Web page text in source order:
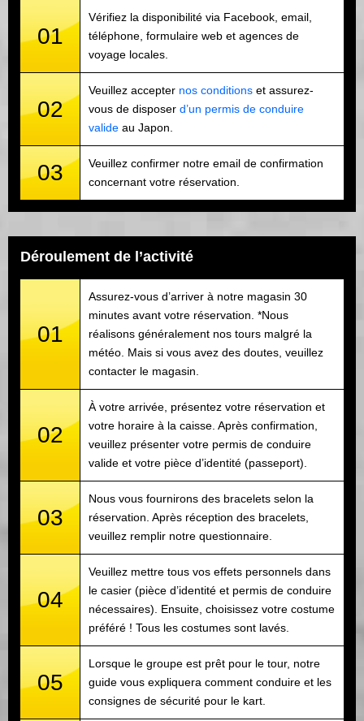
01
Vérifiez la disponibilité via Facebook, email,
téléphone, formulaire web et agences de
voyage locales.
02
Veuillez accepter nos conditions et assurez-
vous de disposer d’un permis de conduire
valide au Japon.
03
Veuillez confirmer notre email de confirmation
concernant votre réservation.
Déroulement de l’activité
01
Assurez-vous d’arriver à notre magasin 30
minutes avant votre réservation. *Nous
réalisons généralement nos tours malgré la
météo. Mais si vous avez des doutes, veuillez
contacter le magasin.
02
À votre arrivée, présentez votre réservation et
votre horaire à la caisse. Après confirmation,
veuillez présenter votre permis de conduire
valide et votre pièce d’identité (passeport).
03
Nous vous fournirons des bracelets selon la
réservation. Après réception des bracelets,
veuillez remplir notre questionnaire.
04
Veuillez mettre tous vos effets personnels dans
le casier (pièce d’identité et permis de conduire
nécessaires). Ensuite, choisissez votre costume
préféré ! Tous les costumes sont lavés.
05
Lorsque le groupe est prêt pour le tour, notre
guide vous expliquera comment conduire et les
consignes de sécurité pour le kart.